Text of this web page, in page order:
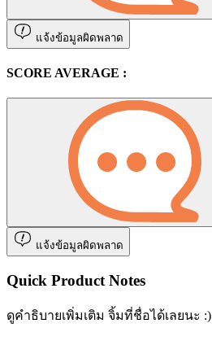
แจ้งข้อมูลผิดพลาด
SCORE AVERAGE :
แจ้งข้อมูลผิดพลาด
Quick Product Notes
ดูคำธิบายเพิ่มเติม จิ้มที่ชื่อได้เลยนะ :)